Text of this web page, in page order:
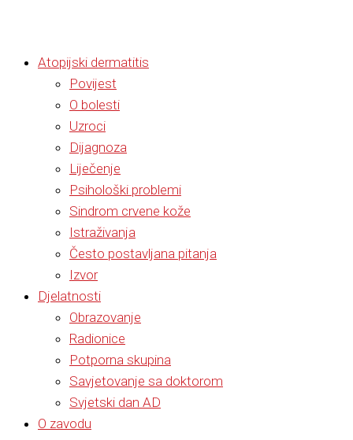
Atopijski dermatitis
Povijest
O bolesti
Uzroci
Dijagnoza
Liječenje
Psihološki problemi
Sindrom crvene kože
Istraživanja
Često postavljana pitanja
Izvor
Djelatnosti
Obrazovanje
Radionice
Potporna skupina
Savjetovanje sa doktorom
Svjetski dan AD
O zavodu